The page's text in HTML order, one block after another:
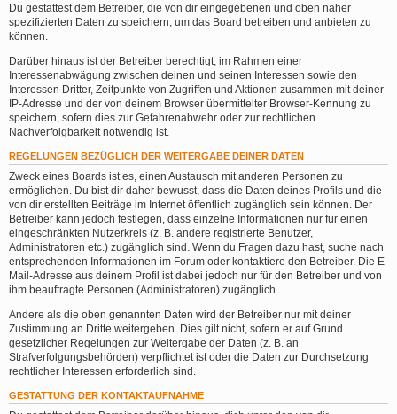
Du gestattest dem Betreiber, die von dir eingegebenen und oben näher
spezifizierten Daten zu speichern, um das Board betreiben und anbieten zu
können.
Darüber hinaus ist der Betreiber berechtigt, im Rahmen einer
Interessenabwägung zwischen deinen und seinen Interessen sowie den
Interessen Dritter, Zeitpunkte von Zugriffen und Aktionen zusammen mit deiner
IP-Adresse und der von deinem Browser übermittelter Browser-Kennung zu
speichern, sofern dies zur Gefahrenabwehr oder zur rechtlichen
Nachverfolgbarkeit notwendig ist.
REGELUNGEN BEZÜGLICH DER WEITERGABE DEINER DATEN
Zweck eines Boards ist es, einen Austausch mit anderen Personen zu
ermöglichen. Du bist dir daher bewusst, dass die Daten deines Profils und die
von dir erstellten Beiträge im Internet öffentlich zugänglich sein können. Der
Betreiber kann jedoch festlegen, dass einzelne Informationen nur für einen
eingeschränkten Nutzerkreis (z. B. andere registrierte Benutzer,
Administratoren etc.) zugänglich sind. Wenn du Fragen dazu hast, suche nach
entsprechenden Informationen im Forum oder kontaktiere den Betreiber. Die E-
Mail-Adresse aus deinem Profil ist dabei jedoch nur für den Betreiber und von
ihm beauftragte Personen (Administratoren) zugänglich.
Andere als die oben genannten Daten wird der Betreiber nur mit deiner
Zustimmung an Dritte weitergeben. Dies gilt nicht, sofern er auf Grund
gesetzlicher Regelungen zur Weitergabe der Daten (z. B. an
Strafverfolgungsbehörden) verpflichtet ist oder die Daten zur Durchsetzung
rechtlicher Interessen erforderlich sind.
GESTATTUNG DER KONTAKTAUFNAHME